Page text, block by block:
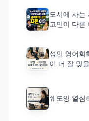
도시에 사는
고민이 다른
성인 영어회
이 더 잘 맞
쉐도잉 열심